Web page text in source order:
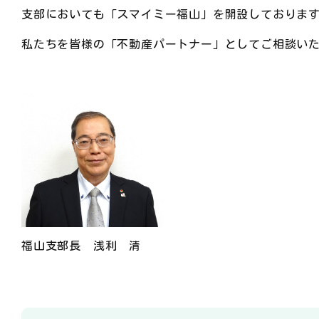
支部においても「スマイミー福山」を開設しております
私たちを皆様の「不動産パートナー」としてご相談い
福山支部長 浅利 清